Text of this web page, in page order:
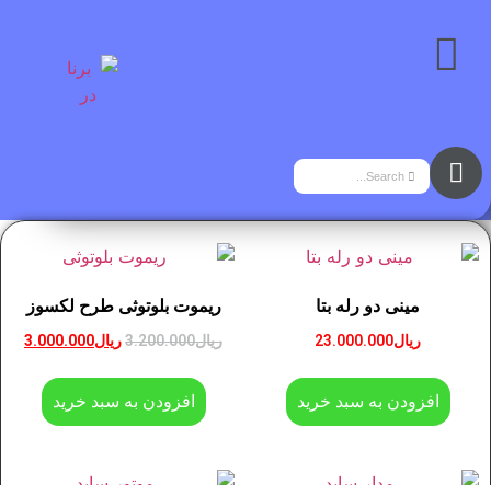
مینی دو رله بتا
ریال23.000.000
افزودن به سبد خرید
ریموت بلوتوثی طرح لکسوز
ریال3.200.000ریال3.000.000
افزودن به سبد خرید